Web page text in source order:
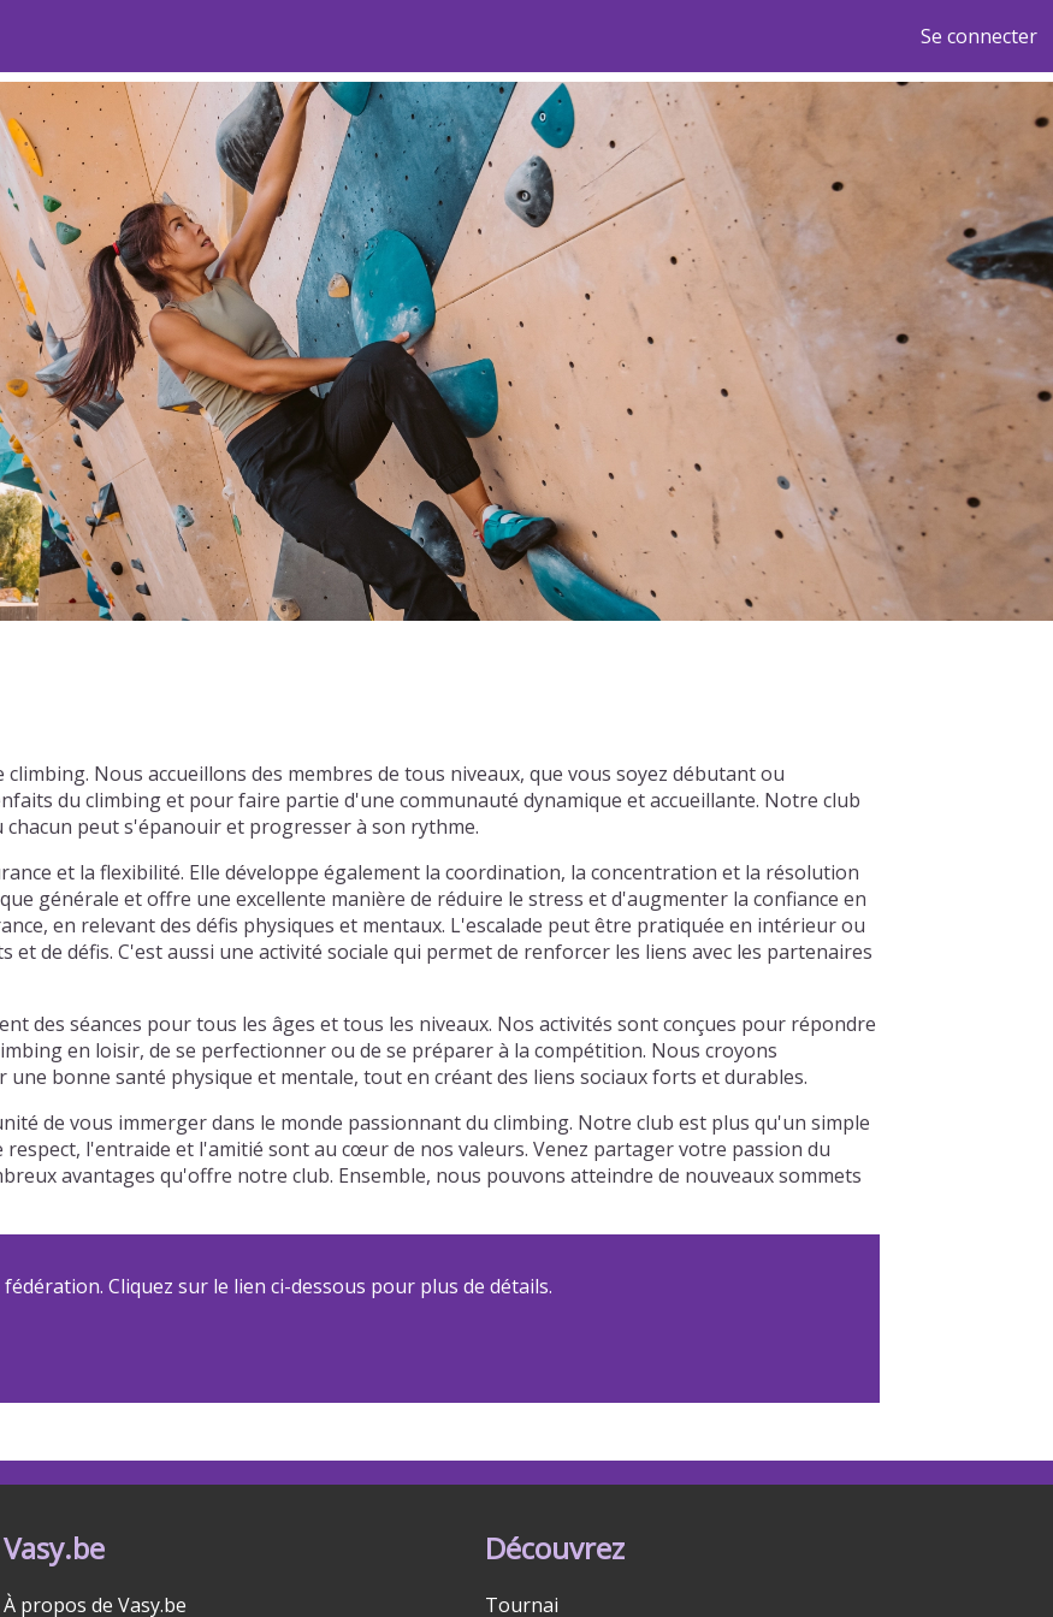
Se connecter
Nous accueillons des membres de tous niveaux, que vous soyez débutant ou
du climbing et pour faire partie d'une communauté dynamique et accueillante. Notre club
peut s'épanouir et progresser à son rythme.
et la flexibilité. Elle développe également la coordination, la concentration et la résolution
générale et offre une excellente manière de réduire le stress et d'augmenter la confiance en
en relevant des défis physiques et mentaux. L'escalade peut être pratiquée en intérieur ou
de défis. C'est aussi une activité sociale qui permet de renforcer les liens avec les partenaires
des séances pour tous les âges et tous les niveaux. Nos activités sont conçues pour répondre
en loisir, de se perfectionner ou de se préparer à la compétition. Nous croyons
bonne santé physique et mentale, tout en créant des liens sociaux forts et durables.
de vous immerger dans le monde passionnant du climbing. Notre club est plus qu'un simple
l'entraide et l'amitié sont au cœur de nos valeurs. Venez partager votre passion du
avantages qu'offre notre club. Ensemble, nous pouvons atteindre de nouveaux sommets
Cliquez sur le lien ci-dessous pour plus de détails.
Vasy.be
À propos de Vasy.be
Découvrez
Tournai